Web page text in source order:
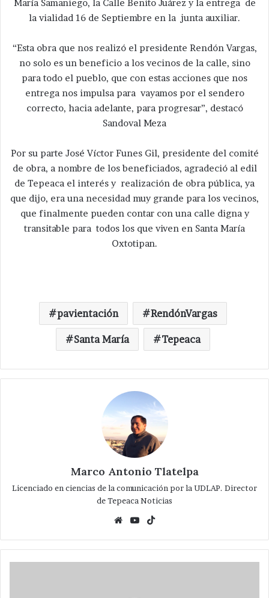
María Samaniego, la Calle Benito Juárez y la entrega de
la vialidad 16 de Septiembre en la junta auxiliar.
“Esta obra que nos realizó el presidente Rendón Vargas,
no solo es un beneficio a los vecinos de la calle, sino
para todo el pueblo, que con estas acciones que nos
entrega nos impulsa para vayamos por el sendero
correcto, hacia adelante, para progresar”, destacó
Sandoval Meza
Por su parte José Víctor Funes Gil, presidente del comité
de obra, a nombre de los beneficiados, agradeció al edil
de Tepeaca el interés y realización de obra pública, ya
que dijo, era una necesidad muy grande para los vecinos,
que finalmente pueden contar con una calle digna y
transitable para todos los que viven en Santa María
Oxtotipan.
pavientación RendónVargas
Santa María Tepeaca
Marco Antonio Tlatelpa
Licenciado en ciencias de la comunicación por la UDLAP. Director
de Tepeaca Noticias
WebsiteYouTube